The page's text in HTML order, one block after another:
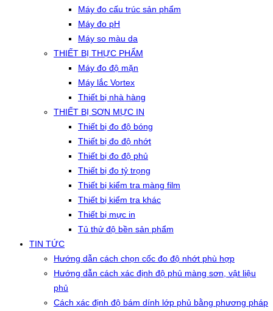
Máy đo cấu trúc sản phẩm
Máy đo pH
Máy so màu da
THIẾT BỊ THỰC PHẨM
Máy đo độ mặn
Máy lắc Vortex
Thiết bị nhà hàng
THIẾT BỊ SƠN MỰC IN
Thiết bị đo độ bóng
Thiết bị đo độ nhớt
Thiết bị đo độ phủ
Thiết bị đo tỷ trọng
Thiết bị kiểm tra màng film
Thiết bị kiểm tra khác
Thiết bị mực in
Tủ thử độ bền sản phẩm
TIN TỨC
Hướng dẫn cách chọn cốc đo độ nhớt phù hợp
Hướng dẫn cách xác định độ phủ màng sơn, vật liệu
phủ
Cách xác định độ bám dính lớp phủ bằng phương pháp